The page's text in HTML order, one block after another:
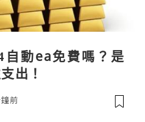
自動ea免費嗎？是
出！
前